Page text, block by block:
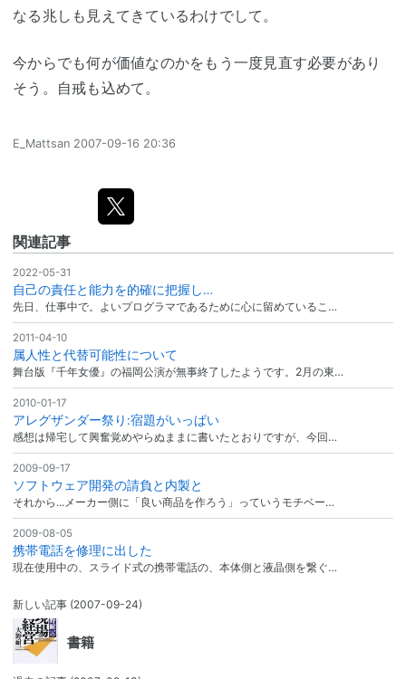
なる兆しも見えてきているわけでして。
今からでも何が価値なのかをもう一度見直す必要があり
そう。自戒も込めて。
E_Mattsan 2007-09-16 20:36
関連記事
2022-05-31
自己の責任と能力を的確に把握し…
先日、仕事中で。よいプログラマであるために心に留めているこ…
2011-04-10
属人性と代替可能性について
舞台版『千年女優』の福岡公演が無事終了したようです。2月の東…
2010-01-17
アレグザンダー祭り:宿題がいっぱい
感想は帰宅して興奮覚めやらぬままに書いたとおりですが、今回…
2009-09-17
ソフトウェア開発の請負と内製と
それから...メーカー側に「良い商品を作ろう」っていうモチベー…
2009-08-05
携帯電話を修理に出した
現在使用中の、スライド式の携帯電話の、本体側と液晶側を繋ぐ…
新しい記事 (2007-09-24)
書籍